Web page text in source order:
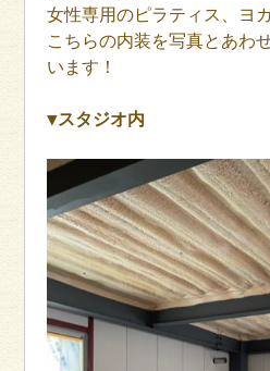
女性専用のピラティス、ヨ
こちらの内装を写真とあわ
います！
▼スタジオ内